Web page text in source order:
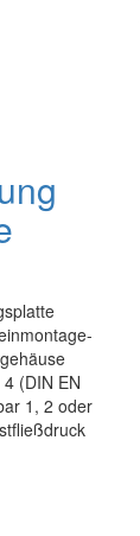
(DIN EN
1, 2 oder